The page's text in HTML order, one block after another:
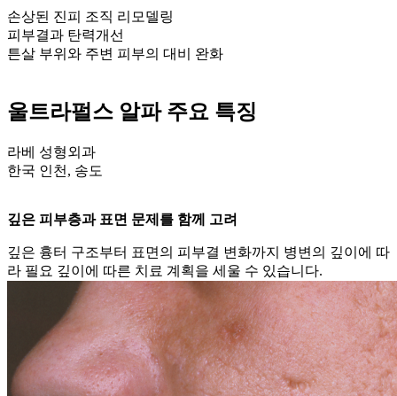
손상된 진피 조직 리모델링
피부결과 탄력개선
튼살 부위와 주변 피부의 대비 완화
울트라펄스 알파 주요 특징
라베 성형외과
한국 인천, 송도
깊은 피부층과 표면 문제를 함께 고려
깊은 흉터 구조부터 표면의 피부결 변화까지 병변의 깊이에 따
라 필요 깊이에 따른 치료 계획을 세울 수 있습니다.